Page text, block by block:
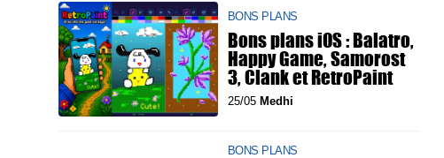
BONS PLANS
Bons plans iOS : Balatro,
Happy Game, Samorost
3, Clank et RetroPaint
25/05 Medhi
BONS PLANS